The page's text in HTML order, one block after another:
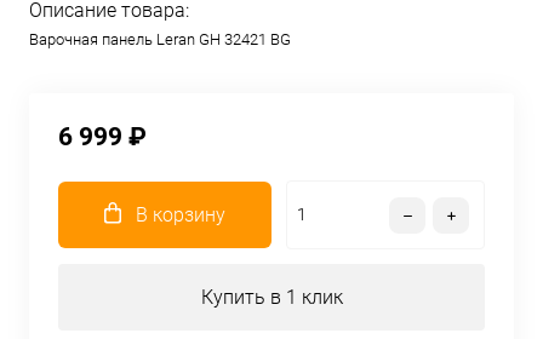
Описание товара:
Варочная панель Leran GH 32421 BG
6 999 ₽
В корзину
Купить в 1 клик